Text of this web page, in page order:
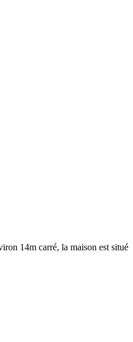
14m carré, la maison est situé